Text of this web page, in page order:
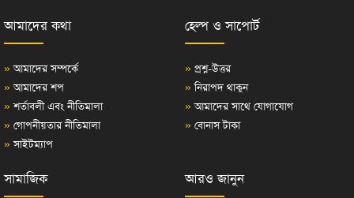
আমাদের কথা
» আমাদের সম্পর্কে
» আমাদের শপ
» শর্তাবলী এবং নীতিমালা
» গোপনীয়তার নীতিমালা
» সাইটম্যাপ
হেল্প ও সাপোর্ট
» প্রশ্ন-উত্তর
» নিরাপদ থাকুন
» আমাদের সাথে যোগাযোগ
» বোনাস টাকা
সামাজিক আরও জানুন